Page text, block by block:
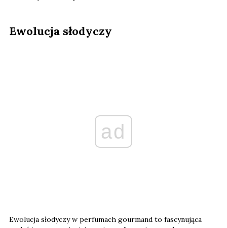
Ewolucja słodyczy
ad
Ewolucja słodyczy w perfumach gourmand to fascynująca